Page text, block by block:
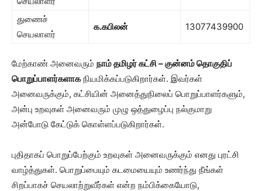
துணைச்
செயலாளர்
க.கபிலன் 13077439900
மேற்காண் அனைவரும் நாம் தமிழர் கட்சி–குன்னம் தொகுதிப்
பொறுப்பாளர்களாகநியமிக்கப்படுகிறார்கள். இவர்கள்
அனைவருக்கும், கட்சியின் அனைத்துநிலைப் பொறுப்பாளர்களும்,
அன்பு உறவுகள் அனைவரும் முழு ஒத்துழைப்பு நல்குமாறு
அன்போடு கேட்டுக் கொள்ளப்படுகிறார்கள்.
புதிதாகப் பொறுப்பேற்கும் உறவுகள் அனைவருக்கும் எனது புரட்சி
வாழ்த்துகள். பொறுப்பையும் கடமையையும் உணர்ந்து நீங்கள்
சிறப்பாகச் செயலாற்றுவீர்கள் என்ற நம்பிக்கையோடு,